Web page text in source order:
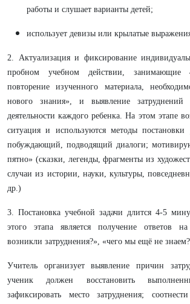
работы и слушает варианты детей;
использует девизы или крылатые
2. Актуализация и фиксирование
пробном учебном действии,
повторение изученного материала,
нового знания», и выявление затруднений
деятельности каждого ребенка. На этом этапе
ситуация и используются методы
побуждающий, подводящий диалоги;
пятно» (сказки, легенды, фрагменты из
случаи из истории, науки, культуры,
др.)
3. Постановка учебной задачи длится 4-5
этого этапа является получение ответов
возникли затруднения?», «чего мы ещё не
Учитель организует выявление причин
ученик должен восстановить
зафиксировать место затруднения;